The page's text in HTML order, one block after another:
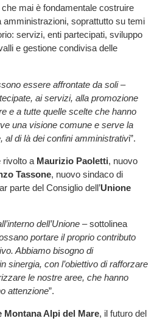
mai è fondamentale costruire
amministrazioni, soprattutto su temi
servizi, enti partecipati, sviluppo
e gestione condivisa delle
essere affrontate da soli–
ai servizi, alla promozione
e a tutte quelle scelte che hanno
una visione comune e serve la
al di là dei confini amministrativi”.
rivolto a Maurizio Paoletti, nuovo
Tassone, nuovo sindaco di
parte del Consiglio dell’Unione
dell’Unione – sottolinea
portare il proprio contributo
Abbiamo bisogno di
sinergia, con l’obiettivo di rafforzare
le nostre aree, che hanno
attenzione”.
Montana Alpi del Mare, il futuro del